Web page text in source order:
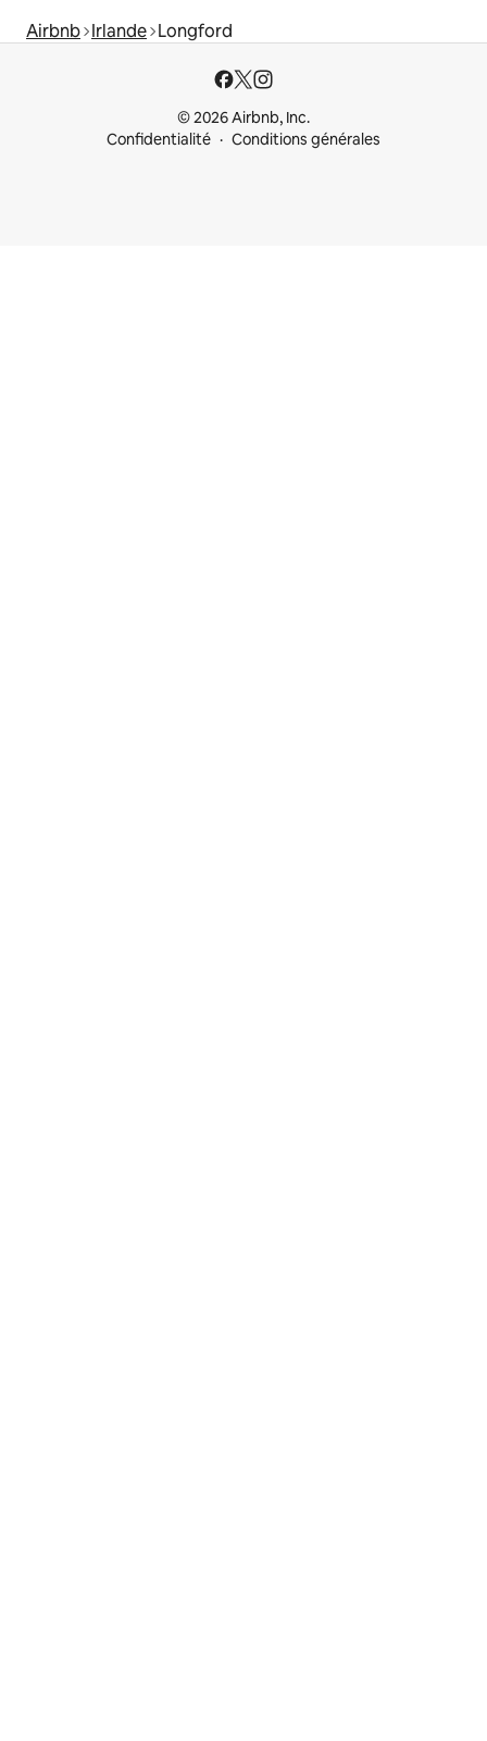
Airbnb Irlande Longford
© 2026 Airbnb, Inc.
Confidentialité
Conditions générales